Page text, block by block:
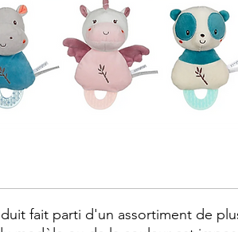
fait parti d'un assortiment de